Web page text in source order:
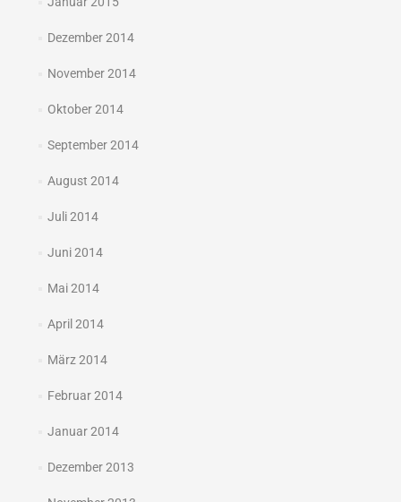
Dezember 2014
November 2014
Oktober 2014
September 2014
August 2014
Juli 2014
Juni 2014
Mai 2014
April 2014
März 2014
Februar 2014
Januar 2014
Dezember 2013